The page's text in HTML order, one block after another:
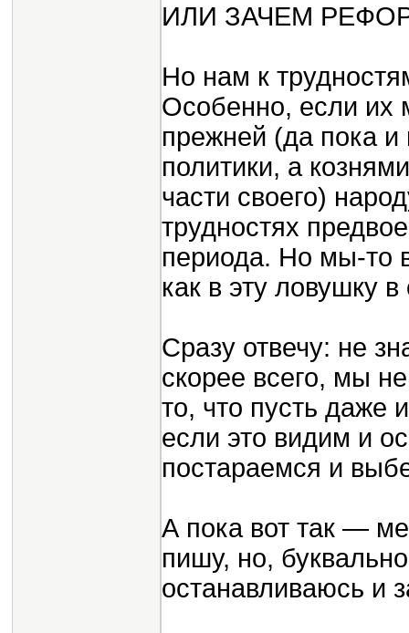
ИЛИ ЗАЧЕМ
Но нам к
Особенно, если их
прежней (да пока
политики, а
части своего)
трудностях
периода. Но мы-то
как в эту ловушку
Сразу отвечу: не
скорее всего, мы
то, что пусть даже
если это видим и
постараемся и
А пока вот так —
пишу, но,
останавливаюсь и